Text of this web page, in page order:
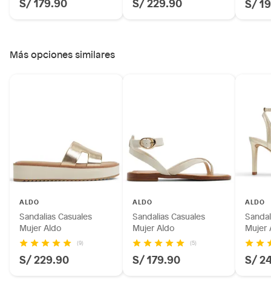
Más opciones similares
ALDO
Sandalias Casuales
Mujer Aldo
(9)
S/ 229.90
ALDO
Sandalias Casuales
Mujer Aldo
(5)
S/ 179.90
ALDO
Mujer
S/